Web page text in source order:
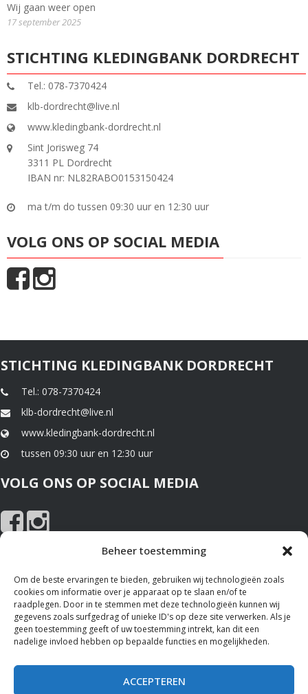
Beheer toestemming
Om de beste ervaringen te bieden, gebruiken wij technologieën zoals
cookies om informatie over je apparaat op te slaan en/of te
raadplegen. Door in te stemmen met deze technologieën kunnen wij
gegevens zoals surfgedrag of unieke ID's op deze site verwerken. Als je
geen toestemming geeft of uw toestemming intrekt, kan dit een
nadelige invloed hebben op bepaalde functies en mogelijkheden.
ACCEPTEREN
Wij gaan weer open
17 september 2025
STICHTING KLEDINGBANK DORDRECHT
Tel.: 078-7370424
klb-dordrecht@live.nl
www.kledingbank-dordrecht.nl
Sint Jorisweg 74
3311 PL Dordrecht
IBAN nr: NL82RABO0153150424
ma t/m do tussen 09:30 uur en 12:30 uur
VOLG ONS OP SOCIAL MEDIA
STICHTING KLEDINGBANK DORDRECHT
Tel.: 078-7370424
klb-dordrecht@live.nl
www.kledingbank-dordrecht.nl
tussen 09:30 uur en 12:30 uur
VOLG ONS OP SOCIAL MEDIA
NIEUWS EN SPONSOREN
Nieuws
Sponsoren
Privacy Policyen het gebruik van